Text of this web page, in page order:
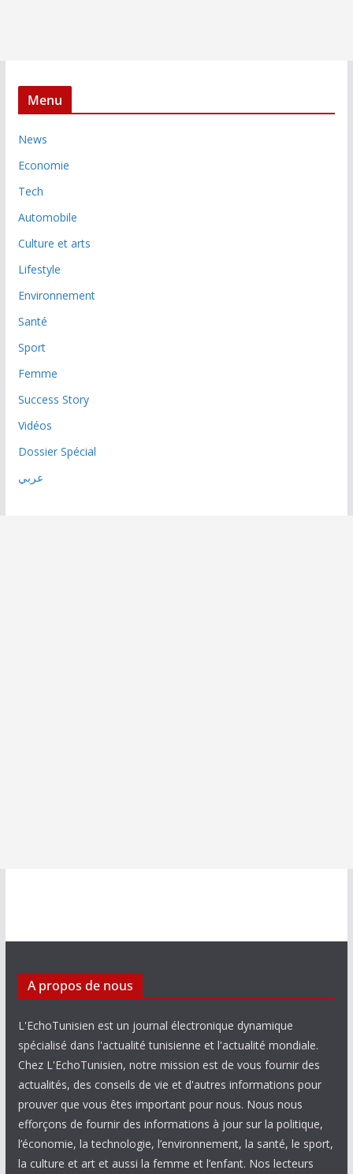
Menu
News
Economie
Tech
Automobile
Culture et arts
Lifestyle
Environnement
Santé
Sport
Femme
Success Story
Vidéos
Dossier Spécial
عربي
A propos de nous
L'EchoTunisien est un journal électronique dynamique
spécialisé dans l'actualité tunisienne et l'actualité mondiale.
Chez L'EchoTunisien, notre mission est de vous fournir des
actualités, des conseils de vie et d'autres informations pour
prouver que vous êtes important pour nous. Nous nous
efforçons de fournir des informations à jour sur la politique,
l’économie, la technologie, l’environnement, la santé, le sport,
la culture et art et aussi la femme et l’enfant. Nos lecteurs